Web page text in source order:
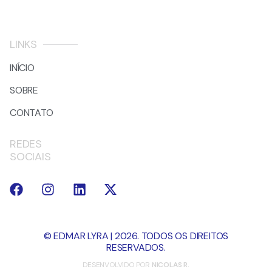
LINKS
INÍCIO
SOBRE
CONTATO
REDES
SOCIAIS
© EDMAR LYRA | 2026. TODOS OS DIREITOS
RESERVADOS.
DESENVOLVIDO POR NICOLAS R.